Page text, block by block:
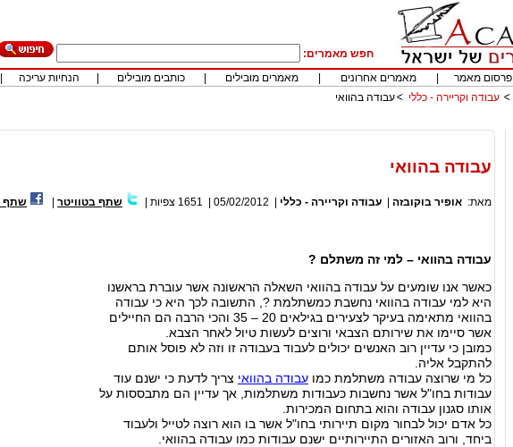
חפש מאמרים:
פרסום מאמר מאמרים אחרונים מאמרים מובילים כותבים מובילים הנחיות עריכה
עבודה וקריירה - כללי עבודה בהוואי
עבודה בהוואי
מאת: אופיר בוקובזה עבודה וקריירה - כללי 05/02/2012
1651 צפיות שתף בטוויטר שתף
עבודה בהוואי – למי זה משתלם ?
כאשר אנו שומעים על עבודה בהוואי השאלה הראשונה אשר עוברת בראשנו
היא למי עבודה בהוואי נחשבת כמשתלמת ?, התשובה לכך היא כי עבודה
בהוואי מתאימה בעיקר לצעירים בגילאים 20 – 35 והכי הרבה הם החיילים
אשר סיימו את שירותם הצבאי ורוצים לעשות טיול לאחר הצבא.
כמובן כי עדיין רוב האנשים יכולים לעבוד בעבודה זו וזה לא פוסל אותם
להתקבל אליה.
כל מי שרוצה עבודה משתלמת כמו עבודה בהוואי צריך לדעת כי ישנם עוד
עבודות בחו"ל אשר נחשבות כעבודות משתלמות, אך עדיין הם מתבססות על
אותו סגנון עבודה והוא בתחום המכירות.
כל אדם יכול לבחור מקום תיירותי בחו"ל אשר בו הוא רוצה לטייל ולעבוד
ביחד, ורוב האזורים התיירותיים ישנם עבודות כמו עבודה בהוואי.